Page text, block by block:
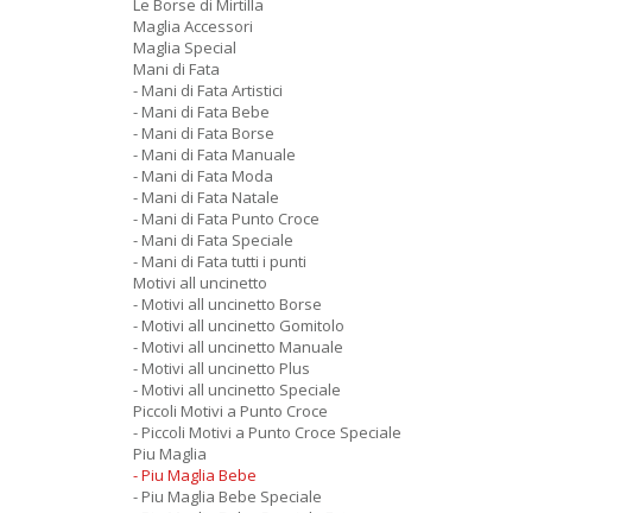
Le Borse di Mirtilla
Maglia Accessori
Maglia Special
Mani di Fata
- Mani di Fata Artistici
- Mani di Fata Bebe
- Mani di Fata Borse
- Mani di Fata Manuale
- Mani di Fata Moda
- Mani di Fata Natale
- Mani di Fata Punto Croce
- Mani di Fata Speciale
- Mani di Fata tutti i punti
Motivi all uncinetto
- Motivi all uncinetto Borse
- Motivi all uncinetto Gomitolo
- Motivi all uncinetto Manuale
- Motivi all uncinetto Plus
- Motivi all uncinetto Speciale
Piccoli Motivi a Punto Croce
- Piccoli Motivi a Punto Croce Speciale
Piu Maglia
- Piu Maglia Bebe
- Piu Maglia Bebe Speciale